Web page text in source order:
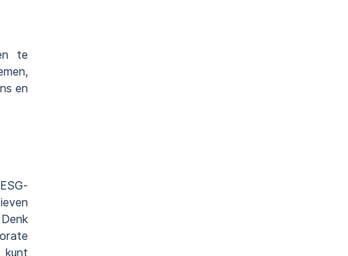
te
en
kunt